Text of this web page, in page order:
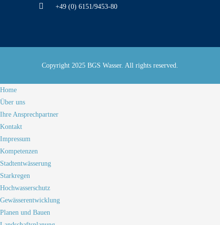
+49 (0) 6151/9453-80
Copyright 2025 BGS Wasser. All rights reserved.
Home
Über uns
Ihre Ansprechpartner
Kontakt
Impressum
Kompetenzen
Stadtentwässerung
Starkregen
Hochwasserschutz
Gewässerentwicklung
Planen und Bauen